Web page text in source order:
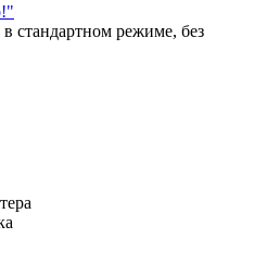
стандартном режиме, без